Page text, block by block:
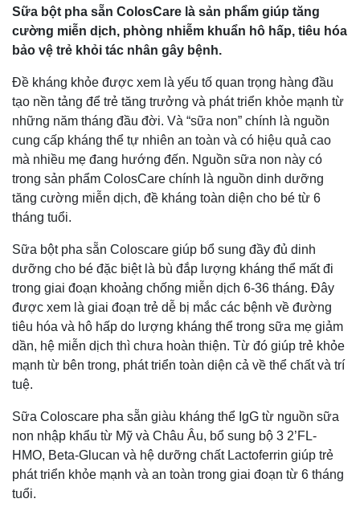
Sữa bột pha sẵn ColosCare là sản phẩm giúp tăng
cường miễn dịch, phòng nhiễm khuẩn hô hấp, tiêu hóa
bảo vệ trẻ khỏi tác nhân gây bệnh.
Đề kháng khỏe được xem là yếu tố quan trọng hàng đầu
tạo nền tảng để trẻ tăng trưởng và phát triển khỏe mạnh từ
những năm tháng đầu đời. Và “sữa non” chính là nguồn
cung cấp kháng thể tự nhiên an toàn và có hiệu quả cao
mà nhiều mẹ đang hướng đến. Nguồn sữa non này có
trong sản phẩm ColosCare chính là nguồn dinh dưỡng
tăng cường miễn dịch, đề kháng toàn diện cho bé từ 6
tháng tuổi.
Sữa bột pha sẵn Coloscare giúp bổ sung đầy đủ dinh
dưỡng cho bé đặc biệt là bù đắp lượng kháng thể mất đi
trong giai đoạn khoảng chống miễn dịch 6-36 tháng. Đây
được xem là giai đoạn trẻ dễ bị mắc các bệnh về đường
tiêu hóa và hô hấp do lượng kháng thể trong sữa mẹ giảm
dần, hệ miễn dịch thì chưa hoàn thiện. Từ đó giúp trẻ khỏe
mạnh từ bên trong, phát triển toàn diện cả về thể chất và trí
tuệ.
Sữa Coloscare pha sẵn giàu kháng thể IgG từ nguồn sữa
non nhập khẩu từ Mỹ và Châu Âu, bổ sung bộ 3 2’FL-
HMO, Beta-Glucan và hệ dưỡng chất Lactoferrin giúp trẻ
phát triển khỏe mạnh và an toàn trong giai đoạn từ 6 tháng
tuổi.